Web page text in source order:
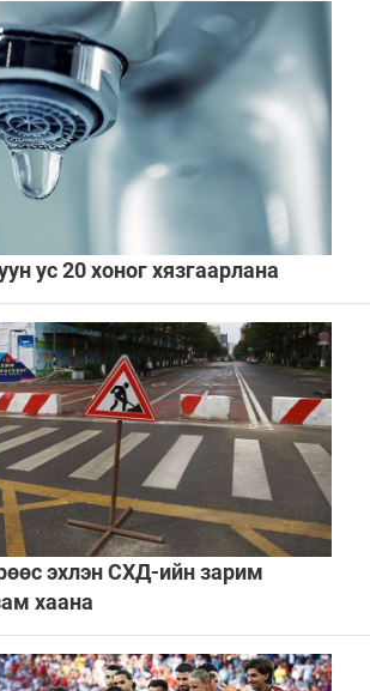
ус 20 хоног хязгаарлана
эхлэн СХД-ийн зарим
хаана